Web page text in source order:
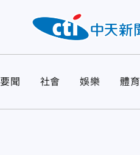
要聞 社會 娛樂 體育